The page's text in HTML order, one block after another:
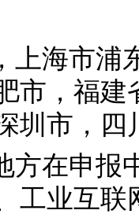
上海市浦
市，福
圳市，四
方在申报
工业互